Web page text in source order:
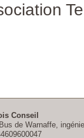
Conseil
de Warnaffe,